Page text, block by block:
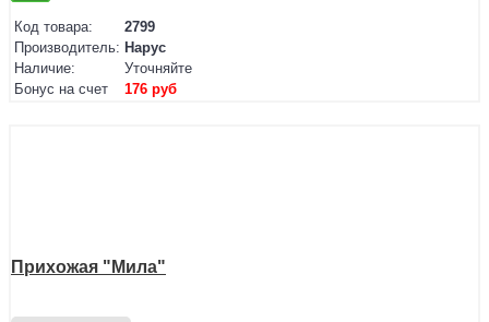
Код товара:
2799
Производитель: Нарус
Наличие:
Уточняйте
Бонус на счет
176 руб
Прихожая "Мила"